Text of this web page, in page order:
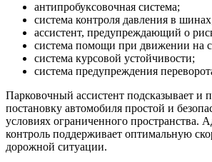
антипробуксовочная система;
система контроля давления в
ассистент, предупреждающий о
система помощи при движении на
система курсовой устойчивости;
система предупреждения
Парковочный ассистент подсказывает и
постановку автомобиля простой и
условиях ограниченного пространства.
контроль поддерживает оптимальную
дорожной ситуации.